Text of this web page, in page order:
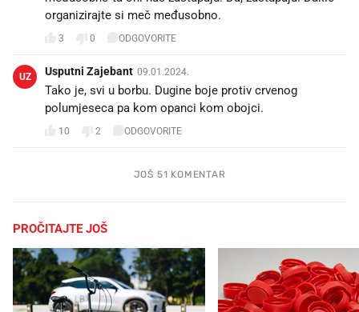
organizirajte si meč međusobno.
3 0 ODGOVORITE
UZ Usputni Zajebant 09.01.2024.
Tako je, svi u borbu. Dugine boje protiv crvenog
polumjeseca pa kom opanci kom obojci.
10 2 ODGOVORITE
JOŠ 51 KOMENTAR
PROČITAJTE JOŠ